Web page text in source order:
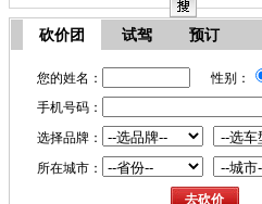
砍价团 试驾 预订
您的姓名： 性别：
手机号码：
选择品牌：
所在城市：